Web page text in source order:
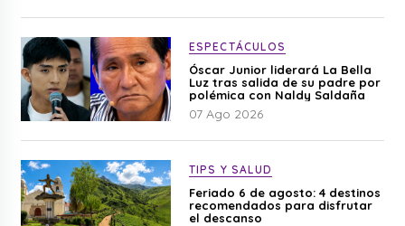
ESPECTÁCULOS
Óscar Junior liderará La Bella
Luz tras salida de su padre por
polémica con Naldy Saldaña
07 Ago 2026
TIPS Y SALUD
Feriado 6 de agosto: 4 destinos
recomendados para disfrutar
el descanso